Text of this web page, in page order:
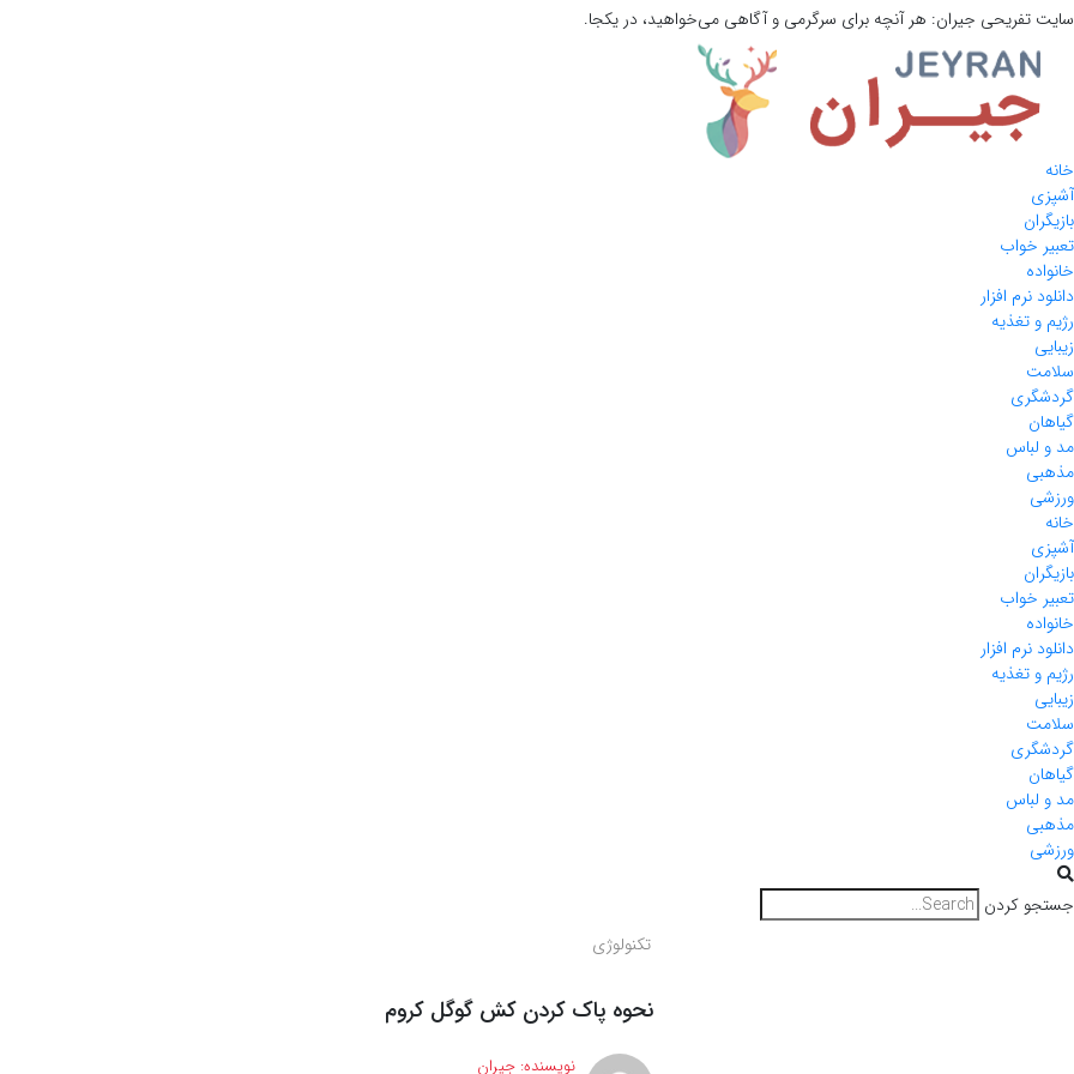
سایت تفریحی جیران: هر آنچه برای سرگرمی و آگاهی می‌خواهید، در یکجا.
خانه
آشپزی
بازیگران
تعبیر خواب
خانواده
دانلود نرم افزار
رژیم و تغذیه
زیبایی
سلامت
گردشگری
گیاهان
مد و لباس
مذهبی
ورزشی
خانه
آشپزی
بازیگران
تعبیر خواب
خانواده
دانلود نرم افزار
رژیم و تغذیه
زیبایی
سلامت
گردشگری
گیاهان
مد و لباس
مذهبی
ورزشی
جستجو کردن
تکنولوژی
نحوه پاک کردن کش گوگل کروم
نویسنده: جیران